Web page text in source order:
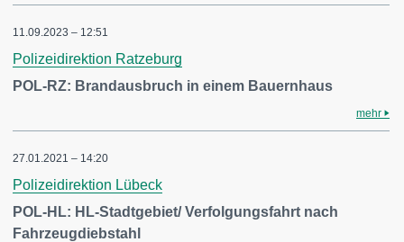
11.09.2023 – 12:51
Polizeidirektion Ratzeburg
POL-RZ: Brandausbruch in einem Bauernhaus
mehr
27.01.2021 – 14:20
Polizeidirektion Lübeck
POL-HL: HL-Stadtgebiet/ Verfolgungsfahrt nach
Fahrzeugdiebstahl